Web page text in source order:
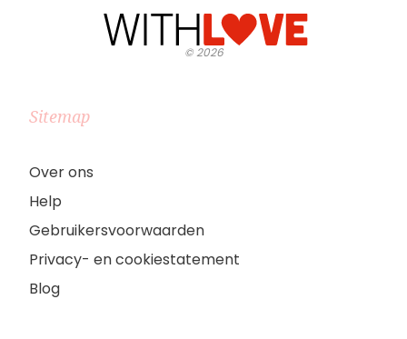
©2026
Sitemap
Over ons
Help
Gebruikersvoorwaarden
Privacy- en cookiestatement
Blog